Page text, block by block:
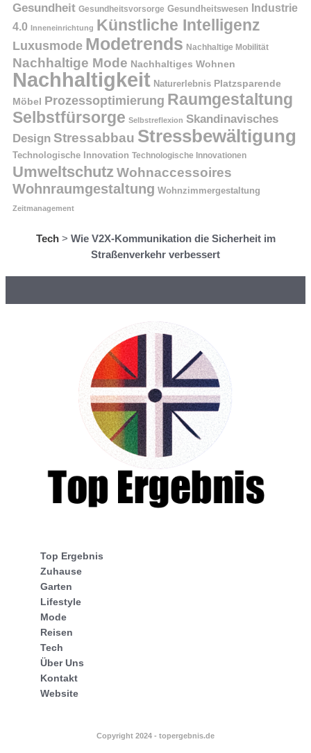
Gesundheit Gesundheitsvorsorge Gesundheitswesen Industrie
4.0 Inneneinrichtung Künstliche Intelligenz
Luxusmode Modetrends Nachhaltige Mobilität
Nachhaltige Mode Nachhaltiges Wohnen
Nachhaltigkeit Naturerlebnis Platzsparende
Möbel
Prozessoptimierung Raumgestaltung
Selbstfürsorge Selbstreflexion Skandinavisches
Design Stressabbau Stressbewältigung
Technologische Innovation Technologische Innovationen
Umweltschutz Wohnaccessoires
Wohnraumgestaltung Wohnzimmergestaltung
Zeitmanagement
Tech> Wie V2X-Kommunikation die Sicherheit im
Straßenverkehr verbessert
Top Ergebnis
Zuhause
Garten
Lifestyle
Mode
Reisen
Tech
Über Uns
Kontakt
Website
Copyright 2024 - topergebnis.de